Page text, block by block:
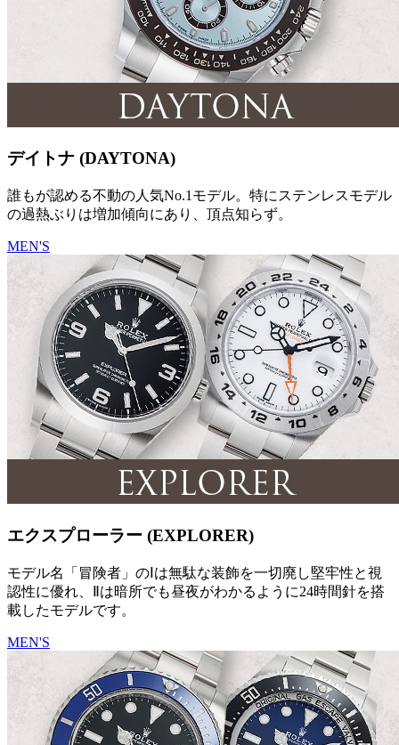
デイトナ (DAYTONA)
誰もが認める不動の人気No.1モデル。特にステンレスモデル
の過熱ぶりは増加傾向にあり、頂点知らず。
MEN'S
エクスプローラー (EXPLORER)
モデル名「冒険者」のⅠは無駄な装飾を一切廃し堅牢性と視
認性に優れ、Ⅱは暗所でも昼夜がわかるように24時間針を搭
載したモデルです。
MEN'S